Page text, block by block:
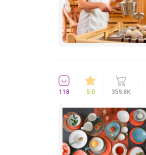
118 5.0 359.8K